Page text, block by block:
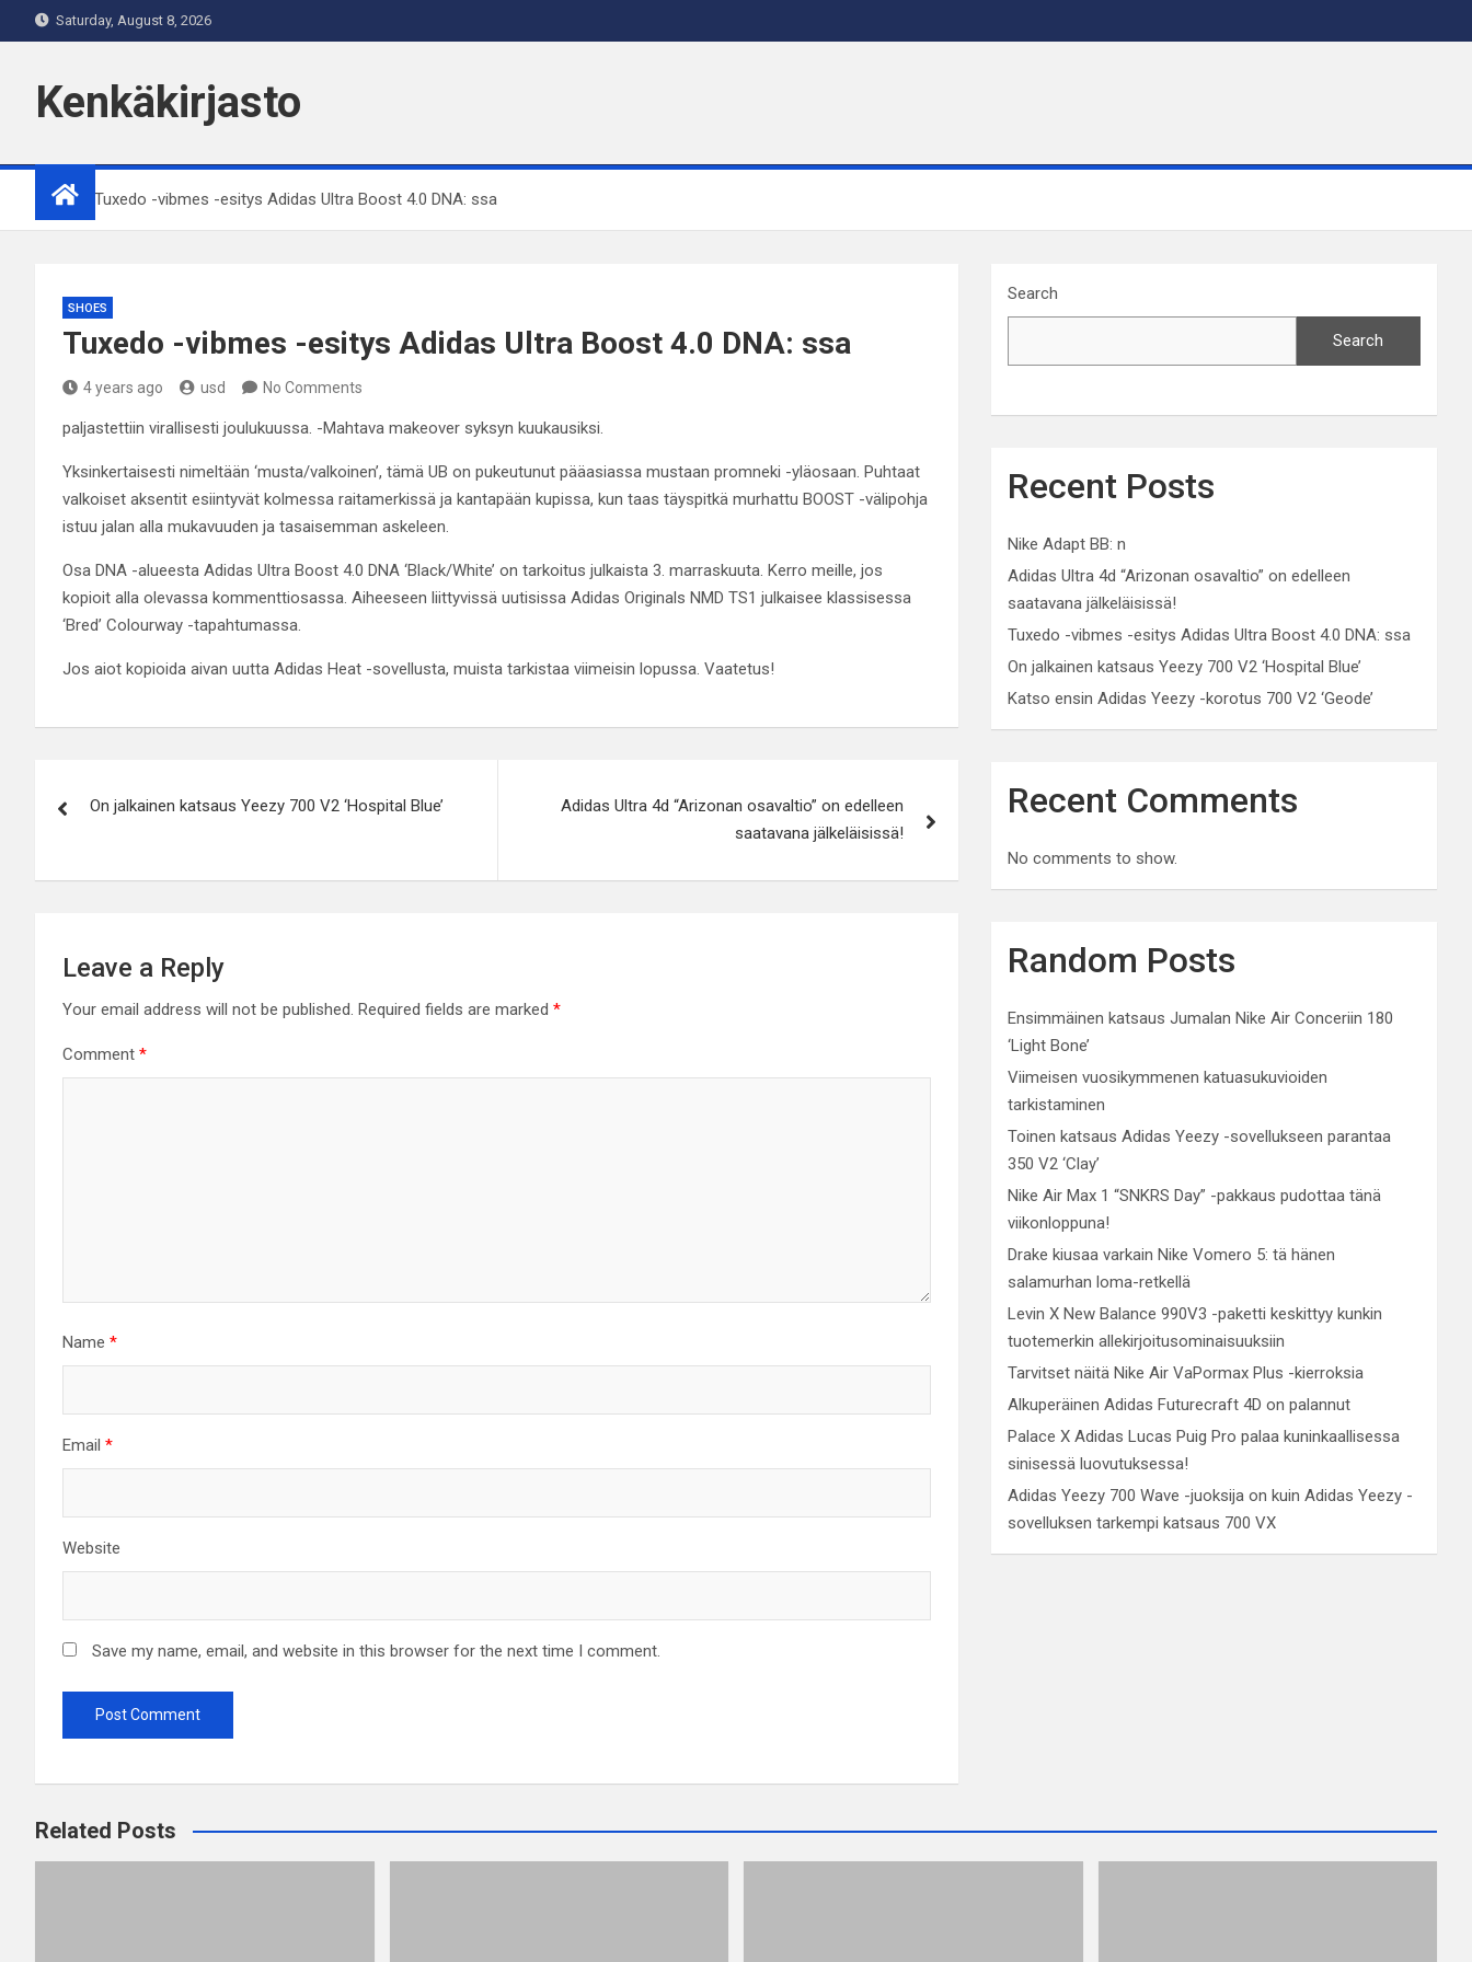
to
Saturday, August 8, 2026
Kenkäkirjasto
Home Tuxedo -vibmes -esitys Adidas Ultra Boost 4.0 DNA: ssa
SHOES
Tuxedo -vibmes -esitys Adidas Ultra Boost 4.0 DNA: ssa
4 years ago usd No Comments
paljastettiin virallisesti joulukuussa. -Mahtava makeover syksyn kuukausiksi.
Yksinkertaisesti nimeltään ‘musta/valkoinen’, tämä UB on pukeutunut pääasiassa mustaan promneki -yläosaan. Puhtaat
valkoiset aksentit esiintyvät kolmessa raitamerkissä ja kantapään kupissa, kun taas täyspitkä murhattu BOOST -välipohja
istuu jalan alla mukavuuden ja tasaisemman askeleen.
Osa DNA -alueesta Adidas Ultra Boost 4.0 DNA ‘Black/White’ on tarkoitus julkaista 3. marraskuuta. Kerro meille, jos
kopioit alla olevassa kommenttiosassa. Aiheeseen liittyvissä uutisissa Adidas Originals NMD TS1 julkaisee klassisessa
‘Bred’ Colourway -tapahtumassa.
Jos aiot kopioida aivan uutta Adidas Heat -sovellusta, muista tarkistaa viimeisin lopussa. Vaatetus!
navigation
On jalkainen katsaus Yeezy 700 V2 ‘Hospital Blue’
Adidas Ultra 4d “Arizonan osavaltio” on edelleen
saatavana jälkeläisissä!
Leave a Reply
Your email address will not be published. Required fields are marked *
Comment *
Name *
Email *
Website
Save my name, email, and website in this browser for the next time I comment.
Search
Search
Recent Posts
Nike Adapt BB: n
Adidas Ultra 4d “Arizonan osavaltio” on edelleen
saatavana jälkeläisissä!
Tuxedo -vibmes -esitys Adidas Ultra Boost 4.0 DNA: ssa
On jalkainen katsaus Yeezy 700 V2 ‘Hospital Blue’
Katso ensin Adidas Yeezy -korotus 700 V2 ‘Geode’
Recent Comments
No comments to show.
Random Posts
Ensimmäinen katsaus Jumalan Nike Air Conceriin 180
‘Light Bone’
Viimeisen vuosikymmenen katuasukuvioiden
tarkistaminen
Toinen katsaus Adidas Yeezy -sovellukseen parantaa
350 V2 ‘Clay’
Nike Air Max 1 “SNKRS Day” -pakkaus pudottaa tänä
viikonloppuna!
Drake kiusaa varkain Nike Vomero 5: tä hänen
salamurhan loma-retkellä
Levin X New Balance 990V3 -paketti keskittyy kunkin
tuotemerkin allekirjoitusominaisuuksiin
Tarvitset näitä Nike Air VaPormax Plus -kierroksia
Alkuperäinen Adidas Futurecraft 4D on palannut
Palace X Adidas Lucas Puig Pro palaa kuninkaallisessa
sinisessä luovutuksessa!
Adidas Yeezy 700 Wave -juoksija on kuin Adidas Yeezy -
sovelluksen tarkempi katsaus 700 VX
Related Posts